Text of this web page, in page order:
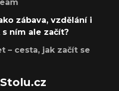
zábava, vzdělání i
ním ale začít?
– cesta, jak začít se